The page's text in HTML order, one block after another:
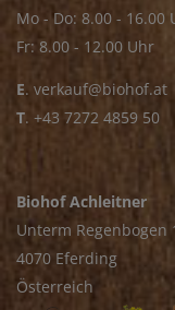
Mo - Do: 8.00 - 16.00
Fr: 8.00 - 12.00 Uhr
E. verkauf@biohof.at
T. +43 7272 4859 50
Biohof Achleitner
Unterm Regenbogen
4070 Eferding
Österreich